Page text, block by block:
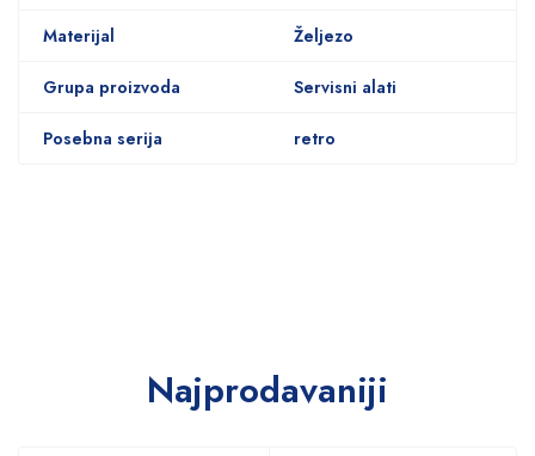
Materijal Željezo
Grupa proizvoda Servisni alati
Posebna serija retro
Najprodavaniji